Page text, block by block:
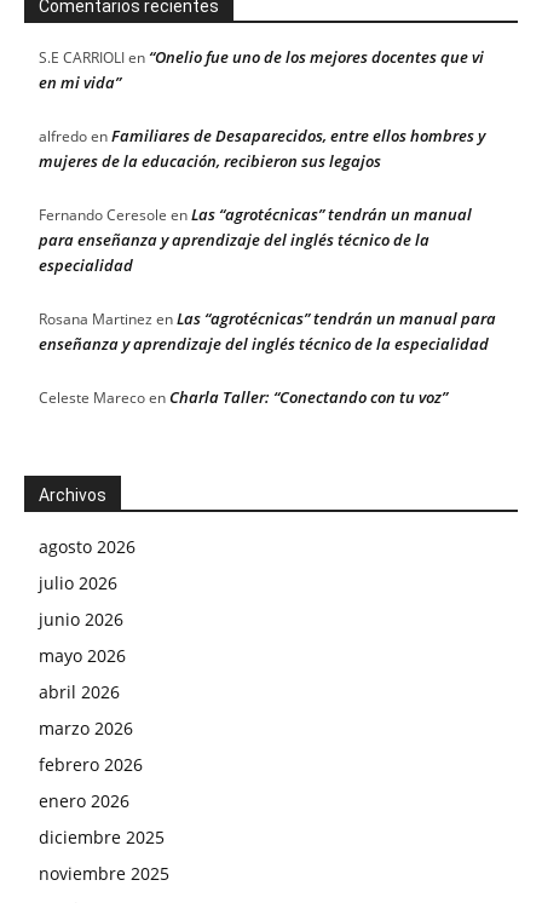
Comentarios recientes
S.E CARRIOLIen “Onelio fue uno de los mejores docentes que vi
en mi vida”
alfredoenFamiliares de Desaparecidos, entre ellos hombres y
mujeres de la educación, recibieron sus legajos
Fernando Ceresole enLas “agrotécnicas” tendrán un manual
para enseñanza y aprendizaje del inglés técnico de la
especialidad
Rosana Martinez enLas “agrotécnicas” tendrán un manual para
enseñanza y aprendizaje del inglés técnico de la especialidad
Celeste MarecoenCharla Taller: “Conectando con tu voz”
Archivos
agosto 2026
julio 2026
junio 2026
mayo 2026
abril 2026
marzo 2026
febrero 2026
enero 2026
diciembre 2025
noviembre 2025